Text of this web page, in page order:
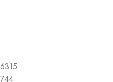
6315
744